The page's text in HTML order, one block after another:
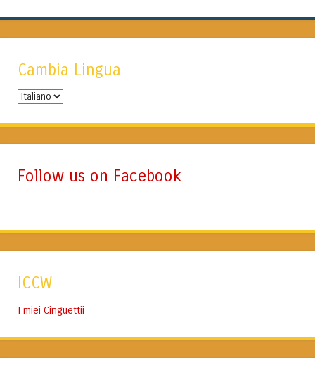
Cambia Lingua
Cambia
Follow us on Facebook
ICCW
I miei Cinguettii